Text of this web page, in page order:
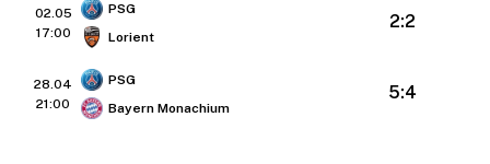
02.05
17:00
PSG
Lorient
2:2
28.04
21:00
PSG
Bayern Monachium
5:4